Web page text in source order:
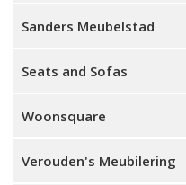
Sanders Meubelstad
Seats and Sofas
Woonsquare
Verouden's Meubilering